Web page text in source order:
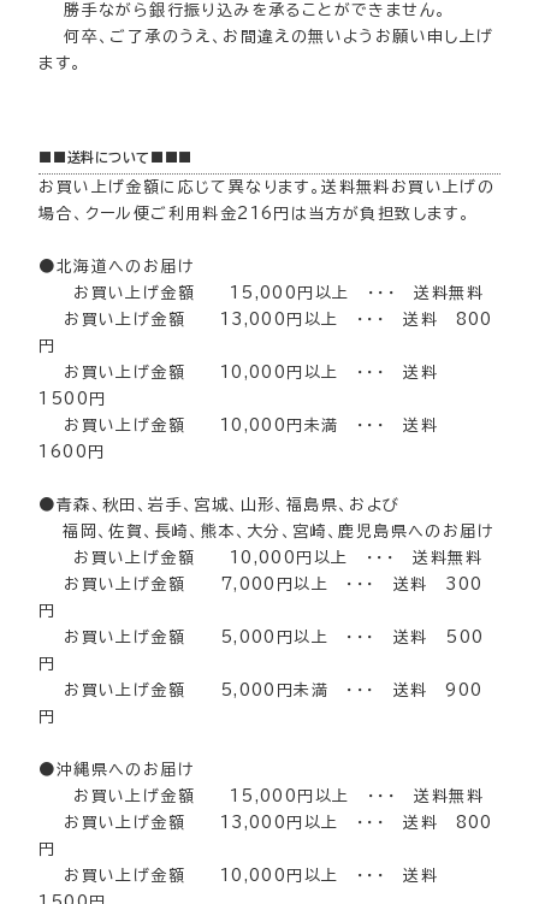
勝手ながら銀行振り込みを承ることができません。
何卒、ご了承のうえ、お間違えの無いようお願い申し上げ
ます。
■■送料について■■■
お買い上げ金額に応じて異なります。送料無料お買い上げの
場合、クール便ご利用料金216円は当方が負担致します。
●北海道へのお届け
お買い上げ金額 15,000円以上 ・・・ 送料無料
お買い上げ金額 13,000円以上 ・・・ 送料 800
円
お買い上げ金額 10,000円以上 ・・・ 送料
1500円
お買い上げ金額 10,000円未満 ・・・ 送料
1600円
●青森、秋田、岩手、宮城、山形、福島県、および
福岡、佐賀、長崎、熊本、大分、宮崎、鹿児島県へのお届け
お買い上げ金額 10,000円以上 ・・・ 送料無料
お買い上げ金額 7,000円以上 ・・・ 送料 300
円
お買い上げ金額 5,000円以上 ・・・ 送料 500
円
お買い上げ金額 5,000円未満 ・・・ 送料 900
円
●沖縄県へのお届け
お買い上げ金額 15,000円以上 ・・・ 送料無料
お買い上げ金額 13,000円以上 ・・・ 送料 800
円
お買い上げ金額 10,000円以上 ・・・ 送料